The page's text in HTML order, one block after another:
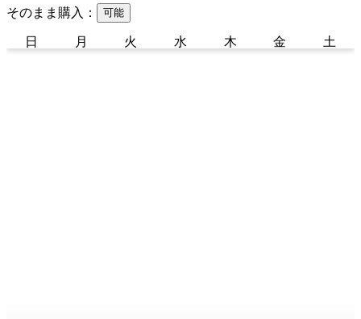
そのまま購入： 可能
日 月 火 水 木 金 土